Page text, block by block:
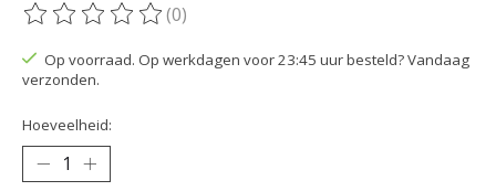
De beoordeling van dit product is
(0)
Op voorraad. Op werkdagen voor 23:45 uur besteld? Vandaag
verzonden.
Hoeveelheid: